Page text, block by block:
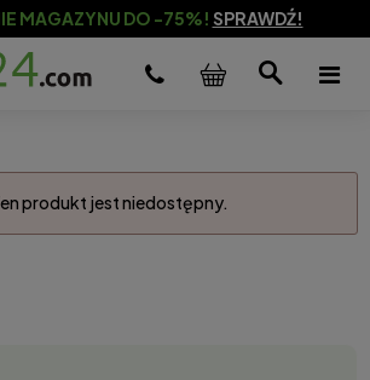
MAGAZYNU DO -75%! SPRAWDŹ!
produkt jest niedostępny.